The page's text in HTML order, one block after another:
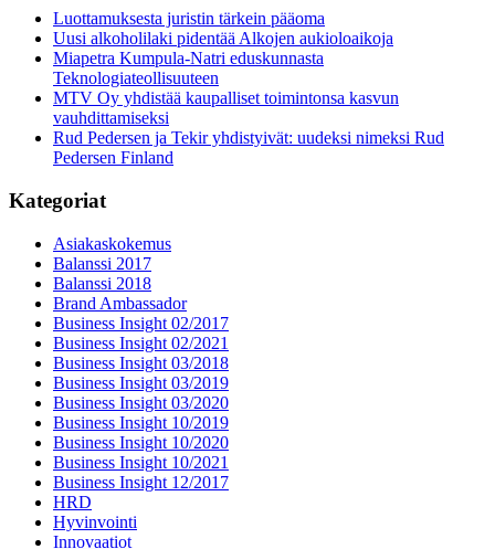
Luottamuksesta juristin tärkein pääoma
Uusi alkoholilaki pidentää Alkojen aukioloaikoja
Miapetra Kumpula-Natri eduskunnasta
Teknologiateollisuuteen
MTV Oy yhdistää kaupalliset toimintonsa kasvun
vauhdittamiseksi
Rud Pedersen ja Tekir yhdistyivät: uudeksi nimeksi Rud
Pedersen Finland
Kategoriat
Asiakaskokemus
Balanssi 2017
Balanssi 2018
Brand Ambassador
Business Insight 02/2017
Business Insight 02/2021
Business Insight 03/2018
Business Insight 03/2019
Business Insight 03/2020
Business Insight 10/2019
Business Insight 10/2020
Business Insight 10/2021
Business Insight 12/2017
HRD
Hyvinvointi
Innovaatiot